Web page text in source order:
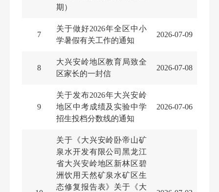
期）
7
关于做好2026年全区中小
学暑假有关工作的通知
2026-07-09
8
大兴安岭地区教育局致全
区家长的一封信
2026-07-08
9
关于发布2026年大兴安岭
地区中考成绩及实验中学
招生投档分数线的通知
2026-07-06
关于《大兴安岭卧帝山矿
泉水开发有限公司黑龙江
省大兴安岭地区新林区碧
洲饮用天然矿泉水矿区生
态修复报告表》关于《大